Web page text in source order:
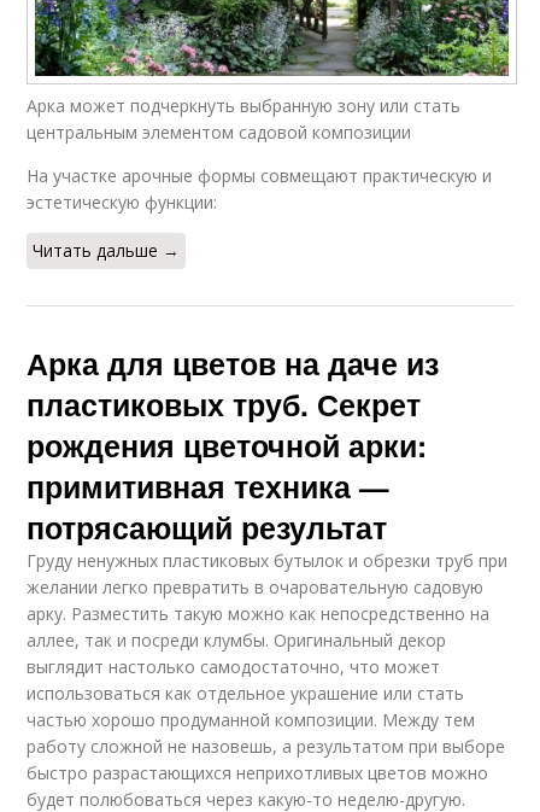
Деревянные арки
Растения для
садовой арки
Металлическая арка
Кирпичные арки Арки в саду
Арки для сада Арка на даче
Арки для вьющихся
растений
Полуарка для роз
Арка может подчеркнуть выбранную зону или стать
центральным элементом садовой композиции
На участке арочные формы совмещают практическую и
эстетическую функции:
Читать дальше →
Арка для цветов на даче из
пластиковых труб. Секрет
рождения цветочной арки:
примитивная техника —
потрясающий результат
Груду ненужных пластиковых бутылок и обрезки труб при
желании легко превратить в очаровательную садовую
арку. Разместить такую можно как непосредственно на
аллее, так и посреди клумбы. Оригинальный декор
выглядит настолько самодостаточно, что может
использоваться как отдельное украшение или стать
частью хорошо продуманной композиции. Между тем
работу сложной не назовешь, а результатом при выборе
быстро разрастающихся неприхотливых цветов можно
будет полюбоваться через какую-то неделю-другую.